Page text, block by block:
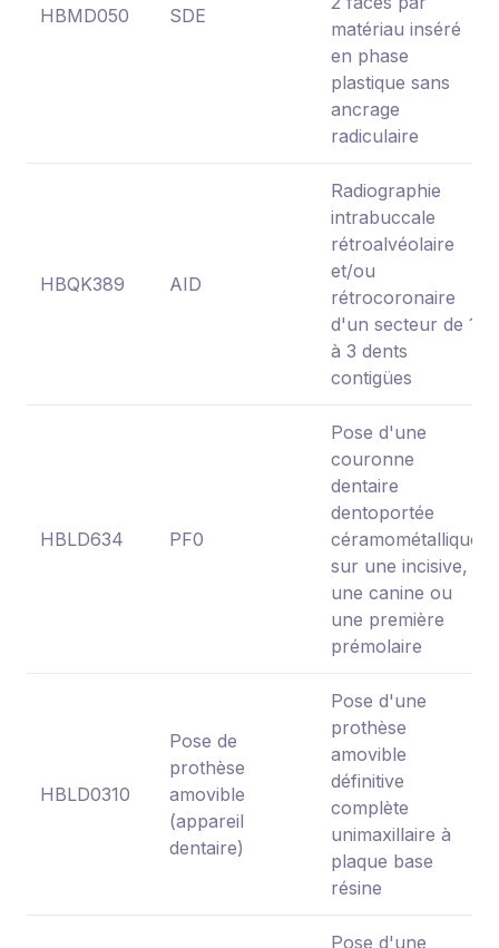
HBMD050 SDE
matériau inséré
en phase
plastique sans
ancrage
radiculaire
HBQK389 AID
Radiographie
intrabuccale
rétroalvéolaire
et/ou
rétrocoronaire
d'un secteur de 1
à 3 dents
contigües
HBLD634 PF0
Pose d'une
couronne
dentaire
dentoportée
céramométallique
sur une incisive,
une canine ou
une première
prémolaire
HBLD0310
Pose de
prothèse
amovible
(appareil
dentaire)
Pose d'une
prothèse
amovible
définitive
complète
unimaxillaire à
plaque base
résine
Pose d'une